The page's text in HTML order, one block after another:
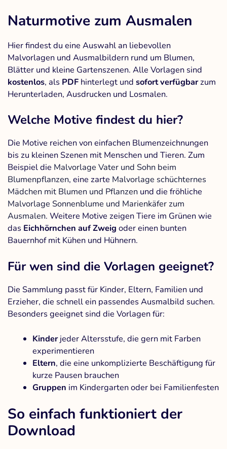
Naturmotive zum Ausmalen
Hier findest du eine Auswahl an liebevollen
Malvorlagen und Ausmalbildern rund um Blumen,
Blätter und kleine Gartenszenen. Alle Vorlagen sind
kostenlos, als PDF hinterlegt und sofort verfügbarzum
Herunterladen, Ausdrucken und Losmalen.
Welche Motive findest du hier?
Die Motive reichen von einfachen Blumenzeichnungen
bis zu kleinen Szenen mit Menschen und Tieren. Zum
Beispiel die Malvorlage Vater und Sohn beim
Blumenpflanzen, eine zarte Malvorlage schüchternes
Mädchen mit Blumen und Pflanzen und die fröhliche
Malvorlage Sonnenblume und Marienkäfer zum
Ausmalen. Weitere Motive zeigen Tiere im Grünen wie
das Eichhörnchen auf Zweig oder einen bunten
Bauernhof mit Kühen und Hühnern.
Für wen sind die Vorlagen geeignet?
Die Sammlung passt für Kinder, Eltern, Familien und
Erzieher, die schnell ein passendes Ausmalbild suchen.
Besonders geeignet sind die Vorlagen für:
Kinderjeder Altersstufe, die gern mit Farben
experimentieren
Eltern, die eine unkomplizierte Beschäftigung für
kurze Pausen brauchen
Gruppen im Kindergarten oder bei Familienfesten
So einfach funktioniert der
Download